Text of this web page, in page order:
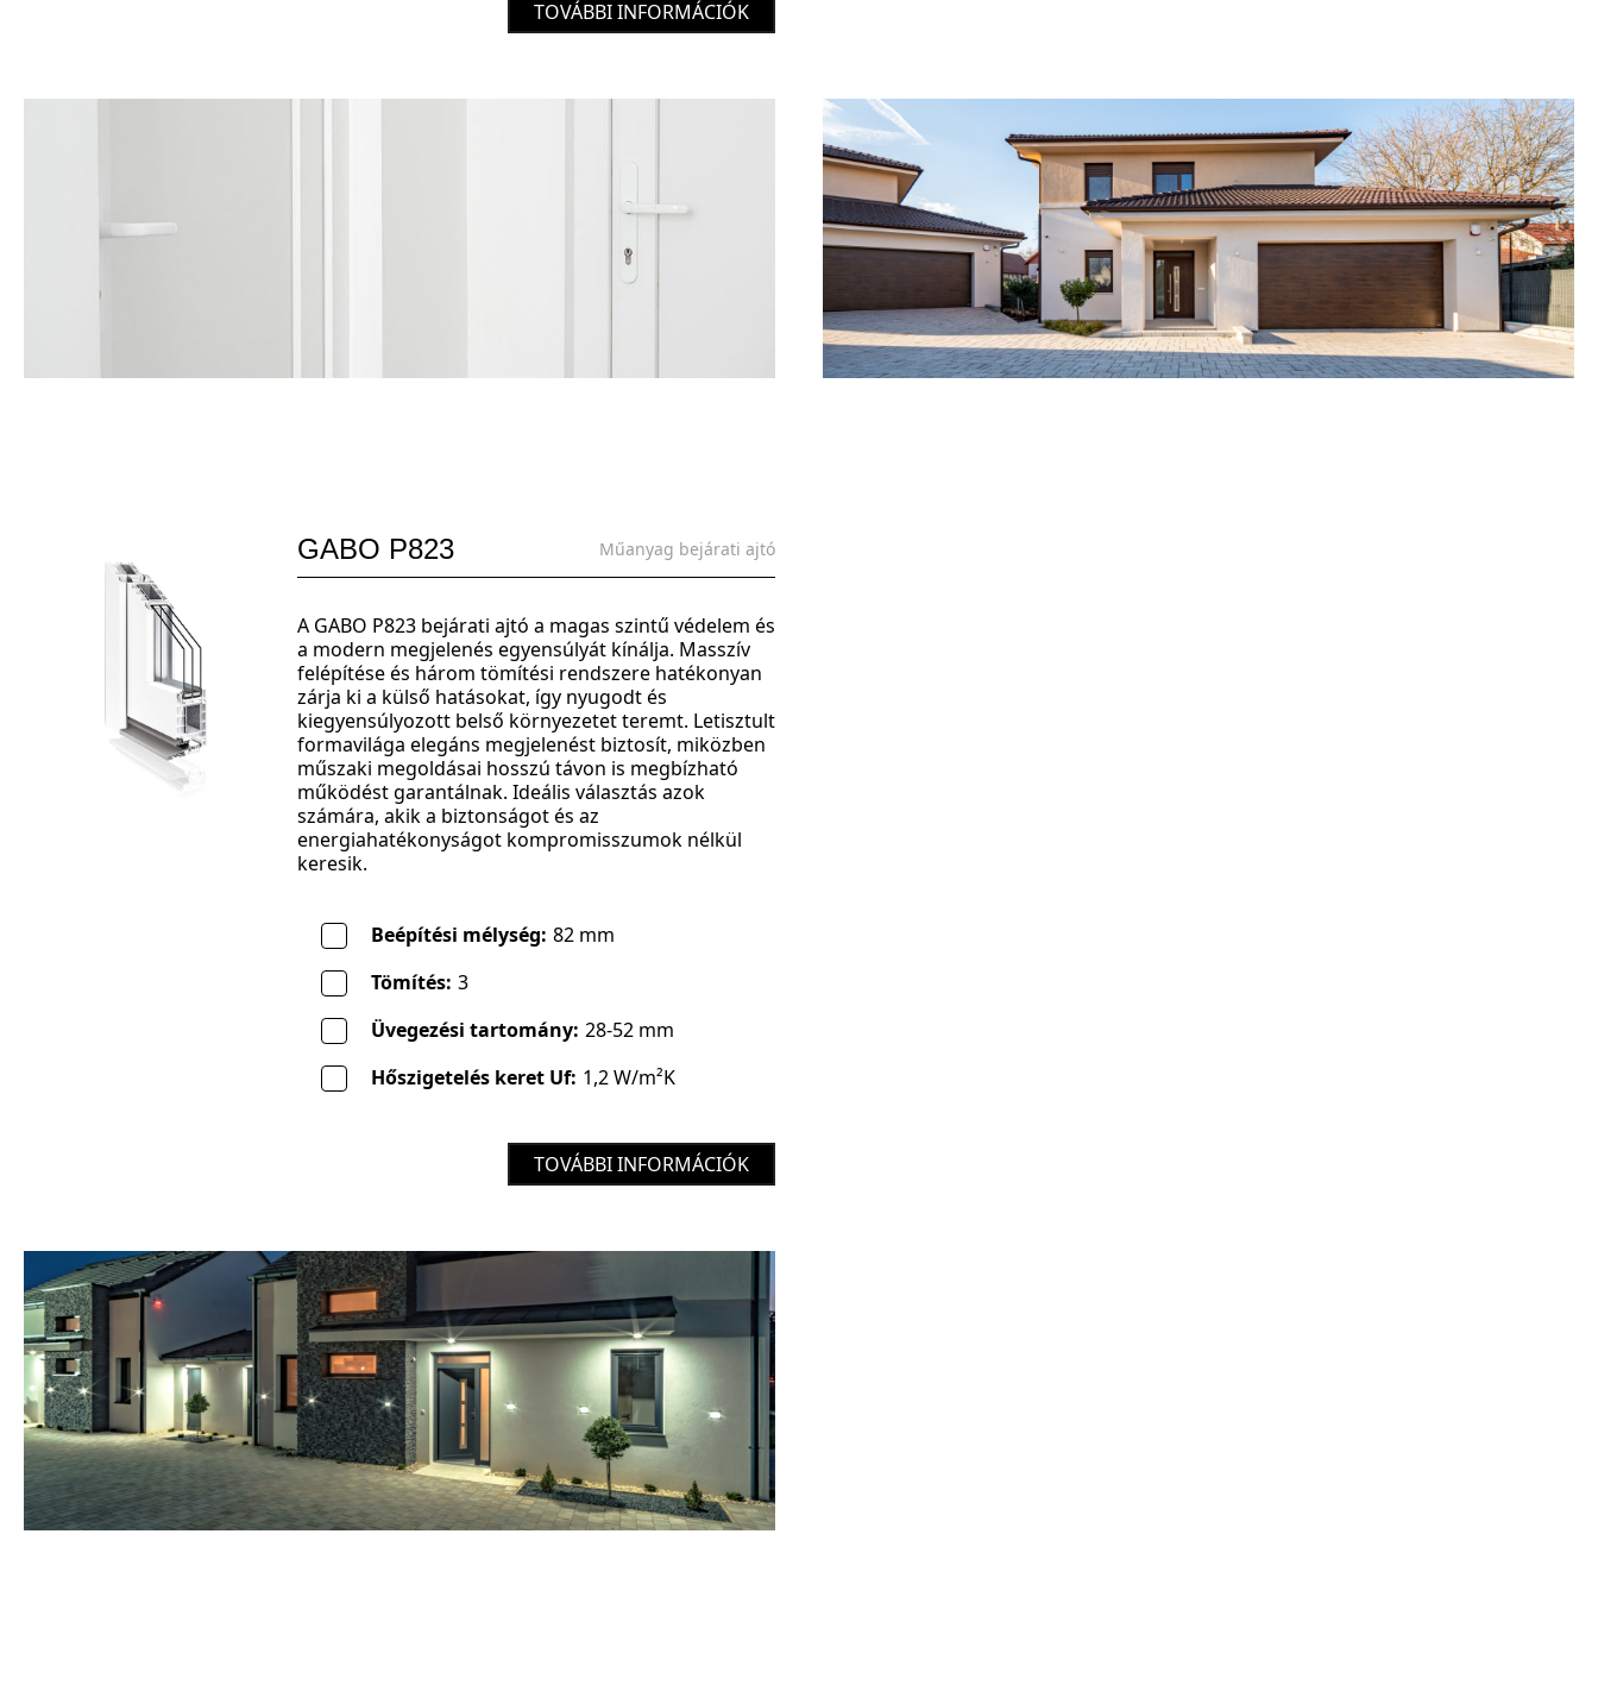
TOVÁBBI INFORMÁCIÓK
GABO P823 Műanyag bejárati ajtó
A GABO P823 bejárati ajtó a magas szintű védelem és
a modern megjelenés egyensúlyát kínálja. Masszív
felépítése és három tömítési rendszere hatékonyan
zárja ki a külső hatásokat, így nyugodt és
kiegyensúlyozott belső környezetet teremt. Letisztult
formavilága elegáns megjelenést biztosít, miközben
műszaki megoldásai hosszú távon is megbízható
működést garantálnak. Ideális választás azok
számára, akik a biztonságot és az
energiahatékonyságot kompromisszumok nélkül
keresik.
Beépítési mélység: 82 mm
Tömítés: 3
Üvegezési tartomány: 28-52 mm
Hőszigetelés keret Uf: 1,2 W/m²K
TOVÁBBI INFORMÁCIÓK